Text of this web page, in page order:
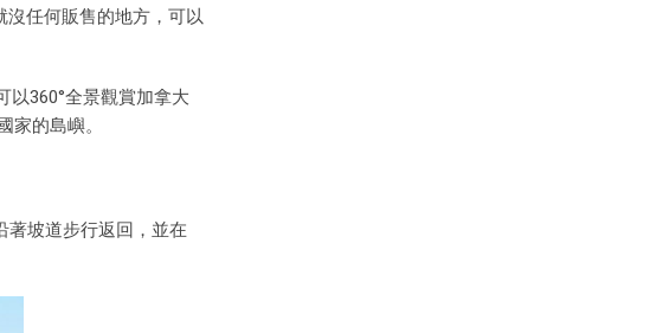
任何販售的地方，可以
以360°全景觀賞加拿大
的島嶼。
著坡道步行返回，並在